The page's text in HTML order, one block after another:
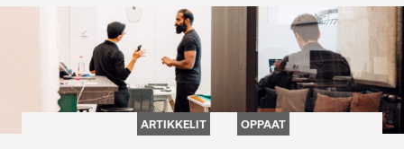
ARTIKKELIT OPPAAT